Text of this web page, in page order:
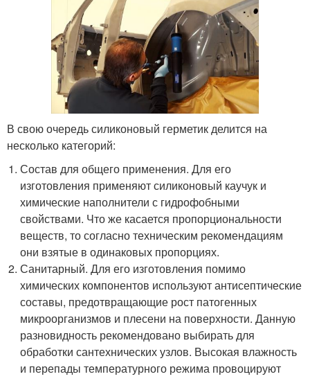
В свою очередь силиконовый герметик делится на
несколько категорий:
Состав для общего применения. Для его
изготовления применяют силиконовый каучук и
химические наполнители с гидрофобными
свойствами. Что же касается пропорциональности
веществ, то согласно техническим рекомендациям
они взятые в одинаковых пропорциях.
Санитарный. Для его изготовления помимо
химических компонентов используют антисептические
составы, предотвращающие рост патогенных
микроорганизмов и плесени на поверхности. Данную
разновидность рекомендовано выбирать для
обработки сантехнических узлов. Высокая влажность
и перепады температурного режима провоцируют